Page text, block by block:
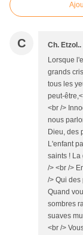
C Ch. Etzol..
Lorsque
grands
tous les
peut-
<br />
nous
Dieu, des
L'enfant
saints ! La
/> <br />
/> Qui
Quand
sombres
suaves
<br />